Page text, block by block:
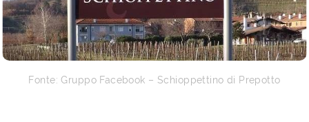
Fonte: Gruppo Facebook – Schioppettino di Prepotto